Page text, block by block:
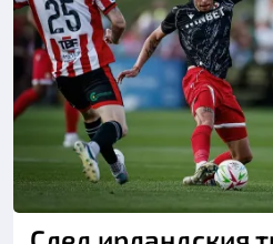
Снимка: Клубен сайт на ЦСКА